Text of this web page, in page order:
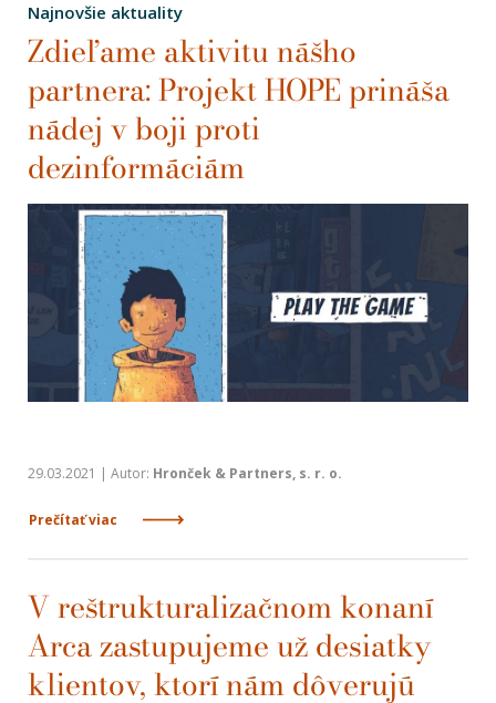
Najnovšie aktuality
Zdieľame aktivitu nášho
partnera: Projekt HOPE prináša
nádej v boji proti
dezinformáciám
29.03.2021 | Autor: Hronček & Partners, s. r. o.
Prečítať viac
V reštrukturalizačnom konaní
Arca zastupujeme už desiatky
klientov, ktorí nám dôverujú